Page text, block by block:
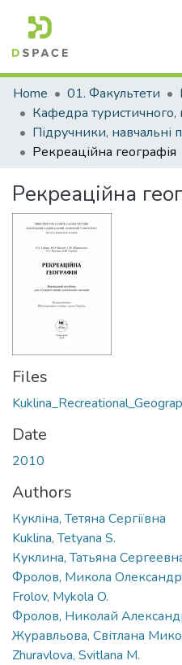
Communities & Collections
All of DSpace
Statistics
Home 01. Факультети
Рекреаційна географія
Рекреаційна
Files
Date
2010
Authors
Кукліна, Тетяна Сергіївна
Kuklina, Tetyana S.
Куклина, Татьяна
Фролов, Микола
Frolov, Mykola O.
Фролов, Николай
Журавльова, Світлана
Zhuravlova, Svitlana M.